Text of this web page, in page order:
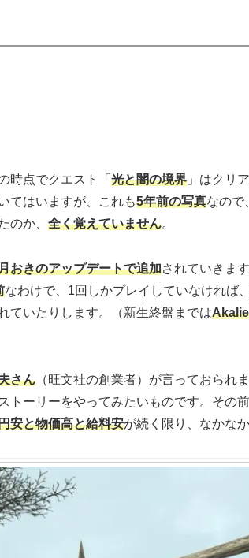
時点でクエスト「 光と闇の境界 」はクリ
てはいますが、これも5年前の写真なので
のか、 全く覚えていません。
おきのアップデートで追加されていきま
なわけで、1回しかプレイしていなければ
ていたりします。（新生終盤までは
さん （旺文社の創業者）が言っておられ
トーリーをやってみたいものです。その
安と物価高と給料安が続く限り、なかな